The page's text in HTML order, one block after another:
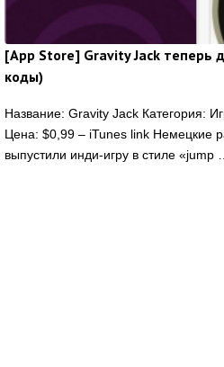
[App Store] Gravity Jack теперь
коды)
Название: Gravity Jack Категория:
Цена: $0,99 – iTunes link Немецкие
выпустили инди-игру в стиле «jump …